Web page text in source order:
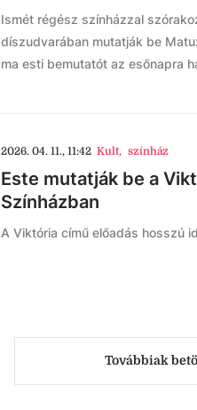
Ismét régész színházzal
díszudvarában mutatják be
ma esti bemutatót az esőnapra
2026. 04. 11., 11:42 Kult, színház
Este mutatják be a
Színházban
A Viktória című előadás hosszú
Továbbiak